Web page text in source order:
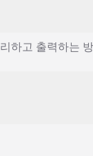
하고 출력하는